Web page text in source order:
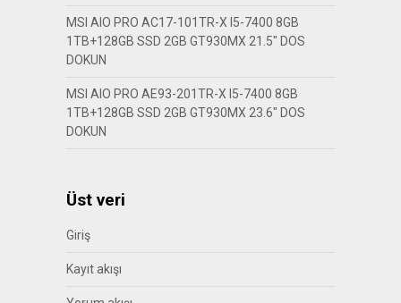
MSI AIO PRO AC17-101TR-X I5-7400 8GB
1TB+128GB SSD 2GB GT930MX 21.5″ DOS
DOKUN
MSI AIO PRO AE93-201TR-X I5-7400 8GB
1TB+128GB SSD 2GB GT930MX 23.6″ DOS
DOKUN
Üst veri
Giriş
Kayıt akışı